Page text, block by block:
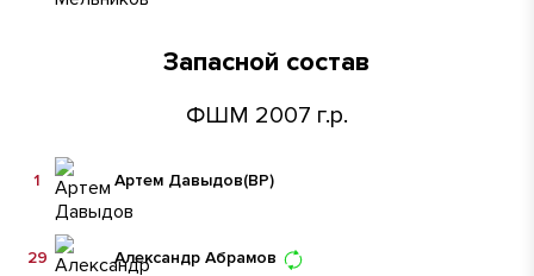
Запасной состав
ФШМ 2007 г.р.
Артем Давыдов(ВР)
1
Александр Абрамов
29